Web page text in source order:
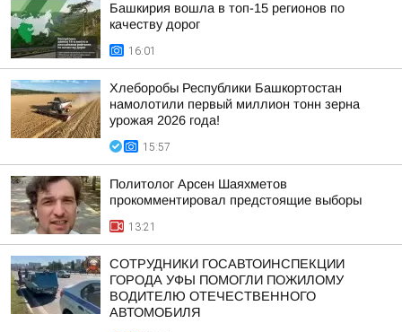
Башкирия вошла в топ-15 регионов по
качеству дорог
16:01
Хлеборобы Республики Башкортостан
намолотили первый миллион тонн зерна
урожая 2026 года!
15:57
Политолог Арсен Шаяхметов
прокомментировал предстоящие выборы
13:21
СОТРУДНИКИ ГОСАВТОИНСПЕКЦИИ
ГОРОДА УФЫ ПОМОГЛИ ПОЖИЛОМУ
ВОДИТЕЛЮ ОТЕЧЕСТВЕННОГО
АВТОМОБИЛЯ